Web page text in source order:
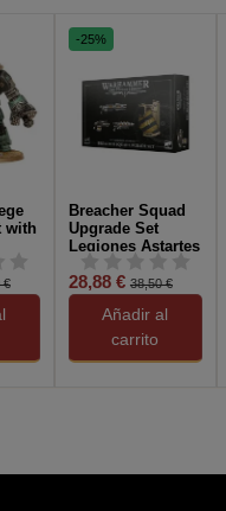
with
€
-25%
Breacher Squad
Upgrade Set
Legiones Astartes
28,88 € 38,50 €
Añadir al
carrito